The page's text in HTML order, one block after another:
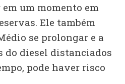
um momento em
Ele também
se prolongar e a
do diesel distanciados
pode haver risco